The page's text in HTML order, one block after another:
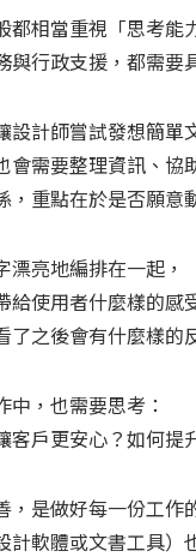
相當重視「思考能
與行政支援，都需要
計師嘗試發想簡單
需要整理資訊、協
重點在於是否願意
亮地編排在一起，
給使用者什麼樣的感
之後會有什麼樣的
，也需要思考：
戶更安心？如何提
是做好每一份工作
計軟體或文書工具）